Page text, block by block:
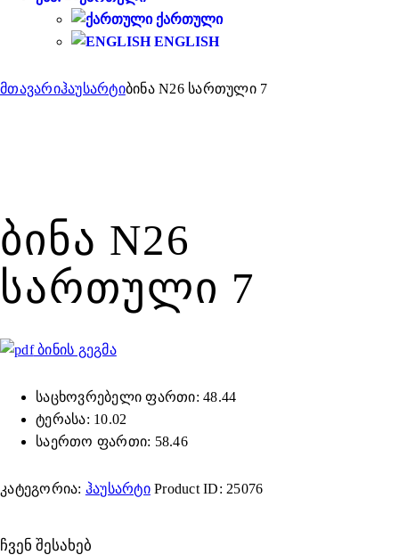
ᲥᲐᲠᲗᲣᲚᲘ
ENGLISH
მთავარიჰაუსარტიბინა N26 სართული 7
ᲑᲘᲜᲐ N26
ᲡᲐᲠᲗᲣᲚᲘ 7
ბინის გეგმა
საცხოვრებელი ფართი: 48.44
ტერასა: 10.02
საერთო ფართი: 58.46
კატეგორია: ჰაუსარტი Product ID: 25076
ᲩᲕᲔᲜ ᲨᲔᲡᲐᲮᲔᲑ